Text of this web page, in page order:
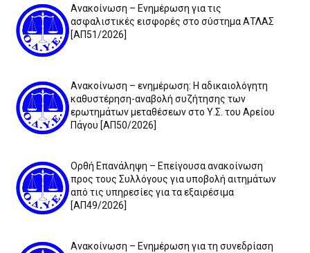
Ανακοίνωση – Ενημέρωση για τις
ασφαλιστικές εισφορές στο σύστημα ΑΤΛΑΣ
[ΑΠ51/2026]
Ανακοίνωση – ενημέρωση: Η αδικαιολόγητη
καθυστέρηση-αναβολή συζήτησης των
ερωτημάτων μεταθέσεων στο Υ.Σ. του Αρείου
Πάγου [ΑΠ50/2026]
Ορθή Επανάληψη – Επείγουσα ανακοίνωση
προς τους Συλλόγους για υποβολή αιτημάτων
από τις υπηρεσίες για τα εξαιρέσιμα
[ΑΠ49/2026]
Ανακοίνωση – Ενημέρωση για τη συνεδρίαση